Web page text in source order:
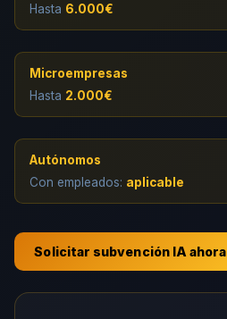
Hasta 6.000€
Microempresas
Hasta 2.000€
Autónomos
Con empleados: aplicable
Solicitar subvención IA ahora